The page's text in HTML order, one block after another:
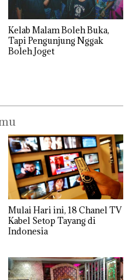
Kelab Malam Boleh Buka,
Tapi Pengunjung Nggak
Boleh Joget
Mulai Hari ini, 18 Chanel TV
Kabel Setop Tayang di
Indonesia